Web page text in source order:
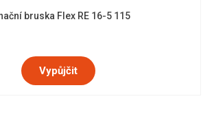
bruska Flex RE 16-5 115
Vypůjčit